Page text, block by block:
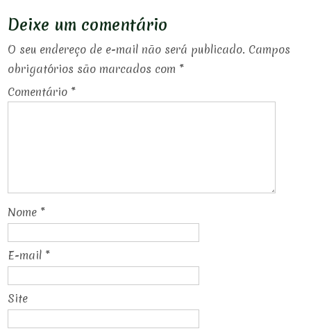
Deixe um comentário
O seu endereço de e-mail não será publicado. Campos
obrigatórios são marcados com *
Comentário *
Nome *
E-mail *
Site